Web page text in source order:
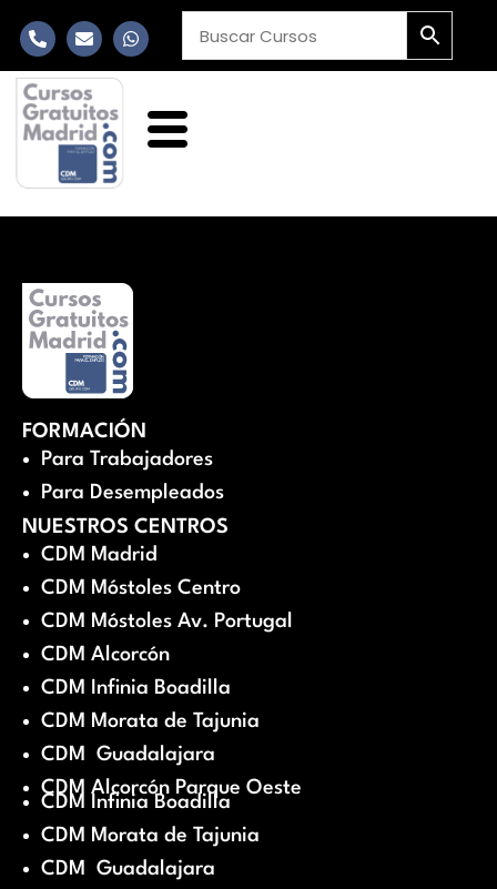
FORMACIÓN
Para Trabajadores
Para Desempleados
NUESTROS CENTROS
CDM Madrid
CDM Móstoles Centro
CDM Móstoles Av. Portugal
CDM Alcorcón
CDM Infinia Boadilla
CDM Morata de Tajunia
CDM Guadalajara
CDM Alcorcón Parque Oeste
CDM Infinia Boadilla
CDM Morata de Tajunia
CDM Guadalajara